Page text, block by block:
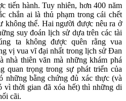
tiến hành. Tuy nhiên, hơn 400 năm
chắn ai là thủ phạm trong cái chết
không thể. Hai người được nêu ra ở
suy đoán lịch sử dựa trên các tài
ta không được quên rằng vua
vị vua vĩ đại nhất trong lịch sử Đan
nhà thiên văn mà những khám phá
quan trọng trong sự phát triển của
những bằng chứng đủ xác thực (và
vì thời gian đã xóa hết) thì những di
cãi.